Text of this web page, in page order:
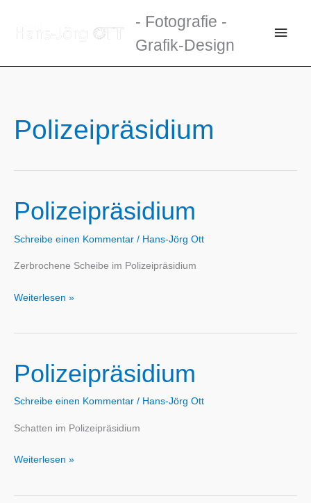
Inhalt
- Fotografie -
Grafik-Design
Polizeipräsidium
Polizeipräsidium
Schreibe einen Kommentar / Hans-Jörg Ott
Zerbrochene Scheibe im Polizeipräsidium
Polizeipräsidium
Weiterlesen »
Polizeipräsidium
Schreibe einen Kommentar / Hans-Jörg Ott
Schatten im Polizeipräsidium
Polizeipräsidium
Weiterlesen »